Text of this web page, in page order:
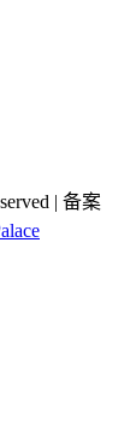
| 备案